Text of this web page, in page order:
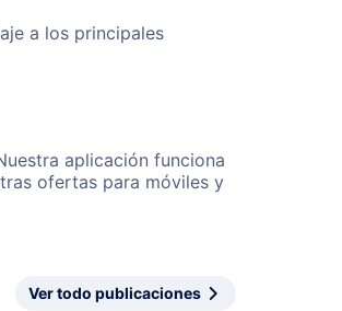
a los principales
aplicación funciona
ofertas para móviles y
Ver todo publicaciones